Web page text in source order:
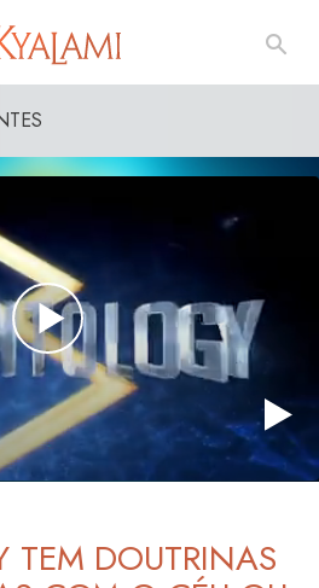
TEM DOUTRINAS